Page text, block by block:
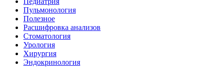
Пульмонология
Полезное
Расшифровка анализов
Стоматология
Урология
Хирургия
Эндокринология